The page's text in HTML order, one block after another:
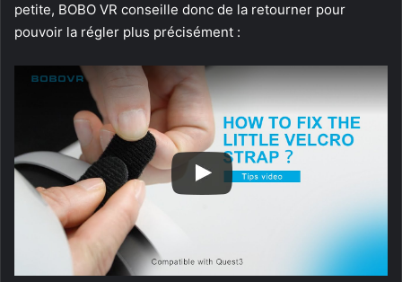
petite, BOBO VR conseille donc de la retourner pour
pouvoir la régler plus précisément :